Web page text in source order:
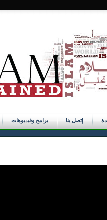
برامج وفيديوهات إتصل بنا